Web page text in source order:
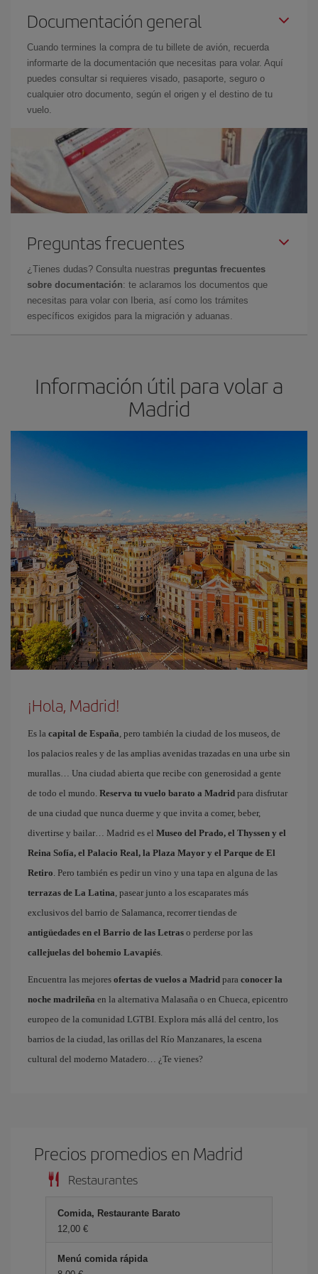
Documentación general
Cuando termines la compra de tu billete de avión, recuerda
informarte de la documentación que necesitas para volar. Aquí
puedes consultar si requieres visado, pasaporte, seguro o
cualquier otro documento, según el origen y el destino de tu
vuelo.
Preguntas frecuentes
¿Tienes dudas? Consulta nuestras preguntas frecuentes
sobre documentación: te aclaramos los documentos que
necesitas para volar con Iberia, así como los trámites
específicos exigidos para la migración y aduanas.
Información útil para volar a
Madrid
¡Hola, Madrid!
Es la capital de España, pero también la ciudad de los museos, de
los palacios reales y de las amplias avenidas trazadas en una urbe sin
murallas… Una ciudad abierta que recibe con generosidad a gente
de todo el mundo. Reserva tu vuelo barato a Madrid para disfrutar
de una ciudad que nunca duerme y que invita a comer, beber,
divertirse y bailar… Madrid es el Museo del Prado, el Thyssen y el
Reina Sofía, el Palacio Real, la Plaza Mayor y el Parque de El
Retiro. Pero también es pedir un vino y una tapa en alguna de las
terrazas de La Latina, pasear junto a los escaparates más
exclusivos del barrio de Salamanca, recorrer tiendas de
antigüedades en el Barrio de las Letras o perderse por las
callejuelas del bohemio Lavapiés.
Encuentra las mejores ofertas de vuelos a Madrid para conocer la
noche madrileña en la alternativa Malasaña o en Chueca, epicentro
europeo de la comunidad LGTBI. Explora más allá del centro, los
barrios de la ciudad, las orillas del Río Manzanares, la escena
cultural del moderno Matadero… ¿Te vienes?
Precios promedios en Madrid
Restaurantes
Comida, Restaurante Barato
12,00 €
Menú comida rápida